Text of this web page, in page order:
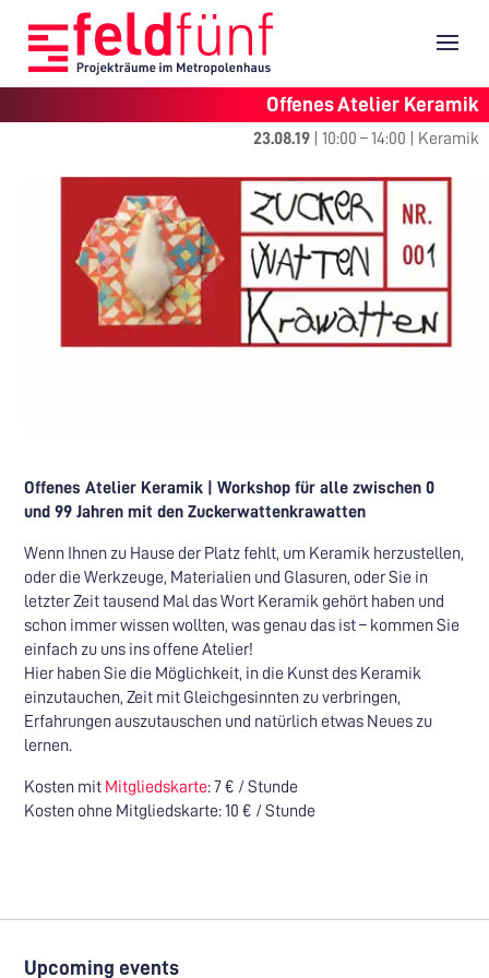
Offenes Atelier Keramik
23.08.19 10:00 – 14:00 Keramik
Offenes Atelier Keramik | Workshop für alle zwischen 0
und 99 Jahren mit den Zuckerwattenkrawatten
Wenn Ihnen zu Hause der Platz fehlt, um Keramik herzustellen,
oder die Werkzeuge, Materialien und Glasuren, oder Sie in
letzter Zeit tausend Mal das Wort Keramik gehört haben und
schon immer wissen wollten, was genau das ist – kommen Sie
einfach zu uns ins offene Atelier!
Hier haben Sie die Möglichkeit, in die Kunst des Keramik
einzutauchen, Zeit mit Gleichgesinnten zu verbringen,
Erfahrungen auszutauschen und natürlich etwas Neues zu
lernen.
Kosten mit Mitgliedskarte: 7 € / Stunde
Kosten ohne Mitgliedskarte: 10 € / Stunde
Upcoming events